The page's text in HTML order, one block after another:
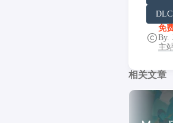
你看
「免
By.
主
相关文章